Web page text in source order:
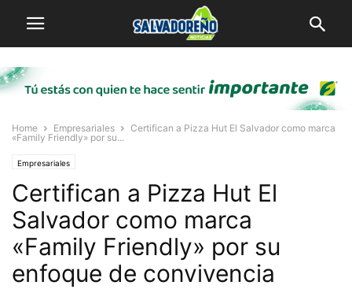
Home Empresariales
Certifican a Pizza Hut El Salvador como marca
«Family Friendly» por su...
Empresariales
Certifican a Pizza Hut El
Salvador como marca
«Family Friendly» por su
enfoque de convivencia